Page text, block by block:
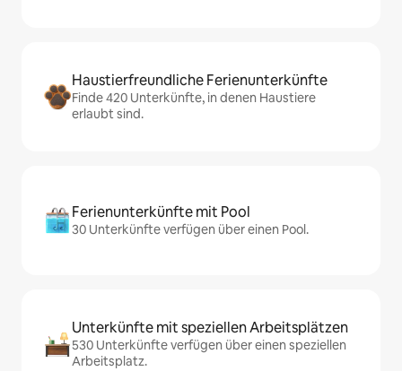
Haustierfreundliche Ferienunterkünfte
Finde 420 Unterkünfte, in denen Haustiere
erlaubt sind.
Ferienunterkünfte mit Pool
30 Unterkünfte verfügen über einen Pool.
Unterkünfte mit speziellen Arbeitsplätzen
530 Unterkünfte verfügen über einen speziellen
Arbeitsplatz.